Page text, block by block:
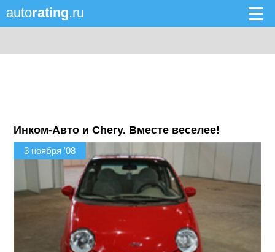
autorating.ru
Инком-Авто и Chery. Вместе веселее!
3 ноября '08